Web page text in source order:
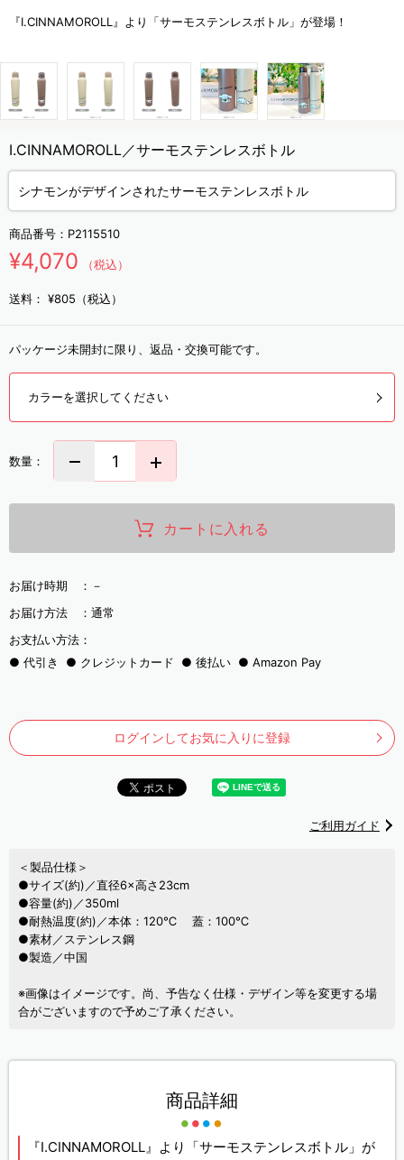
『I.CINNAMOROLL』より「サーモステンレスボトル」が登場！
I.CINNAMOROLL／サーモステンレスボトル
シナモンがデザインされたサーモステンレスボトル
商品番号： P2115510
¥4,070 （税込）
送料： ¥805（税込）
パッケージ未開封に限り、返品・交換可能です。
カラーを選択してください
数量：
カートに入れる
お届け時期 ： －
お届け方法 ： 通常
お支払い方法：
代引き
クレジットカード 後払い Amazon Pay
ログインしてお気に入りに登録
ご利用ガイド
＜製品仕様＞
●サイズ(約)／直径6×高さ23cm
●容量(約)／350ml
●耐熱温度(約)／本体：120℃ 蓋：100℃
●素材／ステンレス鋼
●製造／中国
※画像はイメージです。尚、予告なく仕様・デザイン等を変更する場
合がございますので予めご了承ください。
商品詳細
『I.CINNAMOROLL』より「サーモステンレスボトル」が